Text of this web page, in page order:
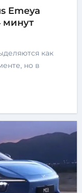
Emeya
минут
но в